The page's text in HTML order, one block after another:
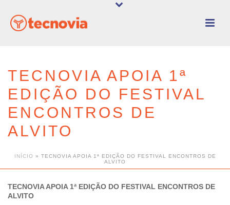
TECNOVIA APOIA 1ª
EDIÇÃO DO FESTIVAL
ENCONTROS DE
ALVITO
INÍCIO » TECNOVIA APOIA 1ª EDIÇÃO DO FESTIVAL ENCONTROS DE
ALVITO
TECNOVIA APOIA 1ª EDIÇÃO DO FESTIVAL ENCONTROS DE
ALVITO